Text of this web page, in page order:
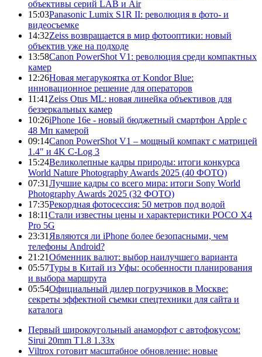
объективы серий LAB и Air
15:03Panasonic Lumix S1R II: революция в фото- и
видеосъемке
14:32Zeiss возвращается в мир фотооптики: новый
объектив уже на подходе
13:58Canon PowerShot V1: революция среди компактных
камер
12:26Новая мегарукоятка от Kondor Blue:
инновационное решение для операторов
11:41 Zeiss Otus ML: новая линейка объективов для
беззеркальных камер
10:26iPhone 16e - новый бюджетный смартфон Apple с
48 Мп камерой
09:14Canon PowerShot V1 – мощный компакт с матрицей
1.4" и 4K C-Log 3
15:24Великолепные кадры природы: итоги конкурса
World Nature Photography Awards 2025 (40 ФОТО)
07:31Лучшие кадры со всего мира: итоги Sony World
Photography Awards 2025 (32 ФОТО)
17:35Рекордная фотосессия: 50 метров под водой
18:11Стали известны цены и характеристики POCO X4
Pro 5G
23:31 Являются ли iPhone более безопасными, чем
телефоны Android?
21:21Обменник валют: выбор наилучшего варианта
05:57Туры в Китай из Уфы: особенности планирования
и выбора маршрута
05:54Официальный дилер погрузчиков в Москве:
секреты эффектной съемки спецтехники для сайта и
каталога
Первый широкоугольный анаморфот с автофокусом:
Sirui 20mm T1.8 1.33x
Viltrox готовит масштабное обновление: новые